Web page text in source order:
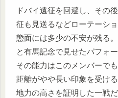
ドバイ遠征を回避し、その
征も見送るなどローテーシ
態面には多少の不安が残る
と有馬記念で見せたパフォ
その能力はこのメンバーで
距離がやや長い印象を受け
地力の高さを証明した一戦だ